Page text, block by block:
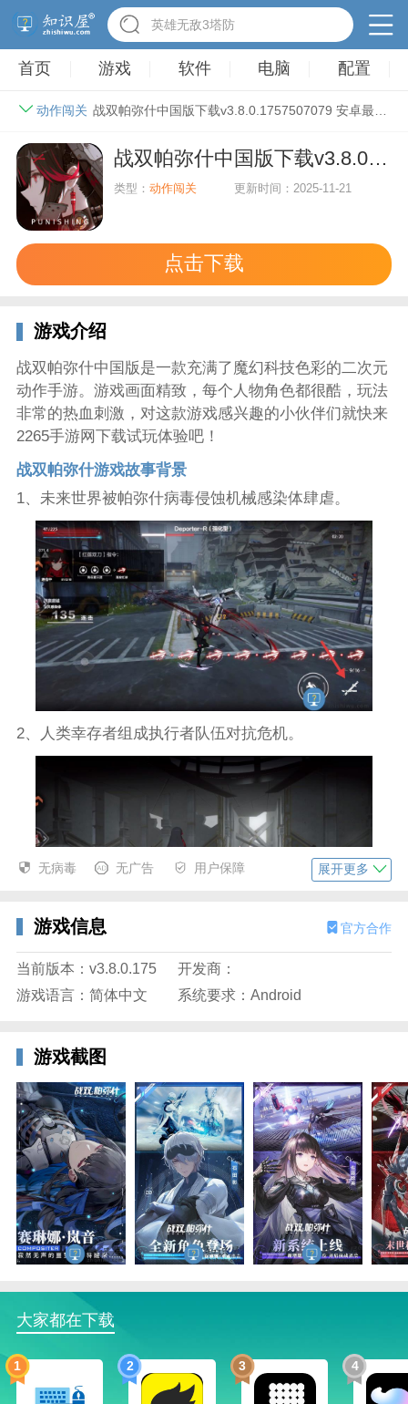
英雄无敌3塔防
首页 游戏 软件 电脑 配置
动作闯关 战双帕弥什中国版下载v3.8.0.1757507079 安卓最新版
战双帕弥什中国版下载v3.8.0.1757507079 安卓最新版
类型：动作闯关 更新时间：2025-11-21
点击下载
游戏介绍
战双帕弥什中国版是一款充满了魔幻科技色彩的二次元
动作手游。游戏画面精致，每个人物角色都很酷，玩法
非常的热血刺激，对这款游戏感兴趣的小伙伴们就快来
2265手游网下载试玩体验吧！
战双帕弥什游戏故事背景
1、未来世界被帕弥什病毒侵蚀机械感染体肆虐。
2、人类幸存者组成执行者队伍对抗危机。
3、玩家扮演指挥官带领构造体夺回家园。
战双帕弥什国服简介
末日时代，生存变成了一种威胁，人类生存的世界拥有
武侠可能。在这场高技能赛场之上，生命也变得尤其珍
胁人类的生存空间。对新生活的向往，还有寻找全能的
家园变成人类最渴望实现的愿望。人类在这种超时空中
无病毒 无广告 用户保障 展开更多
游戏信息 官方合作
当前版本：v3.8.0.175
开发商：
游戏语言：简体中文
系统要求：Android
游戏截图
大家都在下载
1 2 3 4